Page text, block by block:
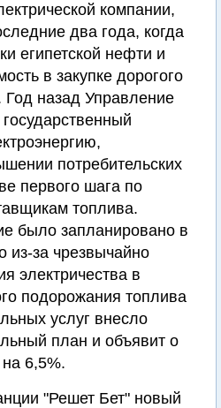
компании,
два года, когда
египетской нефти и
в закупке дорогого
назад Управление
потребительских
первого шага по
топлива.
было запланировано в
из-за чрезвычайно
электричества в
подорожания топлива
услуг внесло
план и объявит о
6,5%.
"Решет Бет" новый